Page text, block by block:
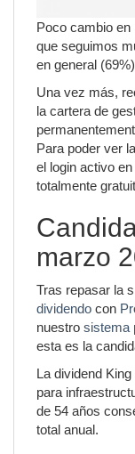
Poco cambio
que seguimos
en general
Una vez más,
la cartera de
Para poder ver
el login activo
totalmente
marzo
Tras repasar la
dividendo con
nuestro sistema
esta es la
La dividend
para
de 54 años
total anual.